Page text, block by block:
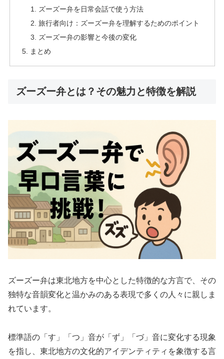
ズーズー弁を日常会話で使う方法
旅行者向け：ズーズー弁を理解するためのポイント
ズーズー弁の影響と今後の変化
まとめ
ズーズー弁とは？その魅力と特徴を解説
ズーズー弁は東北地方を中心とした特徴的な方言で、その
独特な音韻変化と温かみのある表現で多くの人々に親しま
れています。
標準語の「す」「つ」音が「ず」「づ」音に変化する現象
を指し、東北地方の文化的アイデンティティを象徴する言